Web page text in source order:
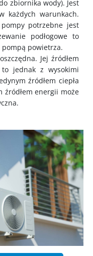
zbiornika wody). Jest
każdych warunkach.
potrzebne jest
podłogowe to
powietrza.
Jej źródłem
jednak z wysokimi
źródłem ciepła
źródłem energii może